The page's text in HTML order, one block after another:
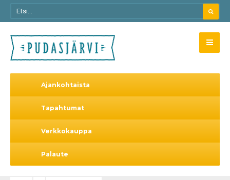
Ajankohtaista
Tapahtumat
Verkkokauppa
Palaute